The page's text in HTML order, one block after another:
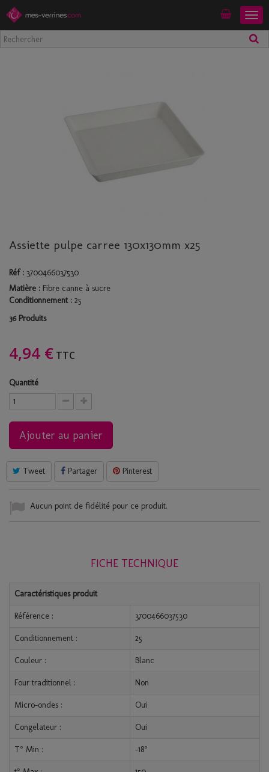
Mon compte
Assiette pulpe carree 130x130mm x25
Réf : 3700466037530
Matière : Fibre canne à sucre
Conditionnement : 25
36 Produits
4,94 € TTC
Quantité
Ajouter au panier
Tweet Partager Pinterest
Aucun point de fidélité pour ce produit.
FICHE TECHNIQUE
Caractéristiques produit
Référence : 3700466037530
Conditionnement : 25
Couleur : Blanc
Four traditionnel : Non
Micro-ondes : Oui
Congelateur : Oui
T° Min : -18°